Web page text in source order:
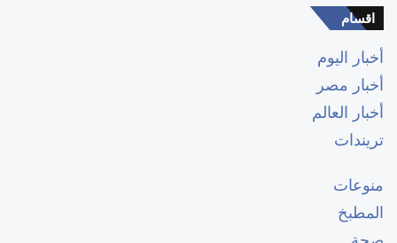
اقسام
أخبار اليوم
أخبار مصر
أخبار العالم
تريندات
منوعات
المطبخ